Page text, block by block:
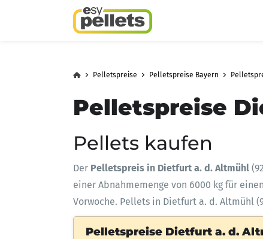
Pelletspreise Pelletspreise Bayern
Pelletspreise
Pellets kaufen
Der Pelletspreis in Dietfurt a. d. Altmühl
einer Abnahmemenge von 6000 kg für
Vorwoche. Pellets in Dietfurt a. d. Altmühl
Pelletspreise Dietfurt a. d.